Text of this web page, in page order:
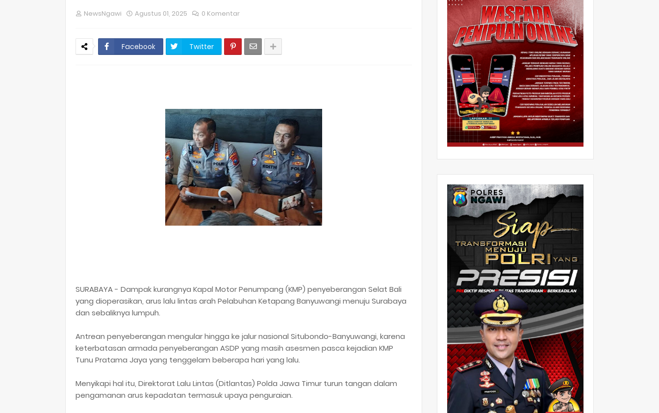
NewsNgawi Agustus 01, 2025 0 Komentar
Facebook Twitter
SURABAYA - Dampak kurangnya Kapal Motor Penumpang (KMP) penyeberangan Selat Bali
yang dioperasikan, arus lalu lintas arah Pelabuhan Ketapang Banyuwangi menuju Surabaya
dan sebaliknya lumpuh.
Antrean penyeberangan mengular hingga ke jalur nasional Situbondo-Banyuwangi, karena
keterbatasan armada penyeberangan ASDP yang masih asesmen pasca kejadian KMP
Tunu Pratama Jaya yang tenggelam beberapa hari yang lalu.
Menyikapi hal itu, Direktorat Lalu Lintas (Ditlantas) Polda Jawa Timur turun tangan dalam
pengamanan arus kepadatan termasuk upaya penguraian.